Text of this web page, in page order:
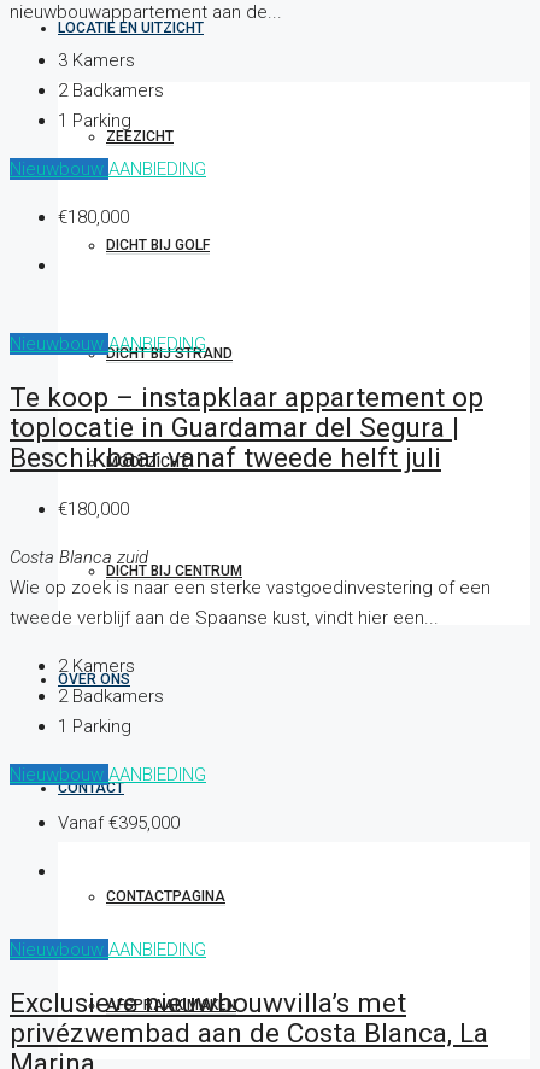
LOCATIE EN UITZICHT
ZEEZICHT
DICHT BIJ GOLF
DICHT BIJ STRAND
MOOI ZICHT
DICHT BIJ CENTRUM
OVER ONS
CONTACT
CONTACTPAGINA
AFSPRAAK MAKEN
nieuwbouwappartement aan de...
3 Kamers
2 Badkamers
1 Parking
Nieuwbouw AANBIEDING
€180,000
Nieuwbouw AANBIEDING
Te koop – instapklaar appartement op
toplocatie in Guardamar del Segura |
Beschikbaar vanaf tweede helft juli
€180,000
Costa Blanca zuid
Wie op zoek is naar een sterke vastgoedinvestering of een
tweede verblijf aan de Spaanse kust, vindt hier een...
2 Kamers
2 Badkamers
1 Parking
Nieuwbouw AANBIEDING
Vanaf€395,000
Nieuwbouw AANBIEDING
Exclusieve nieuwbouwvilla’s met
privézwembad aan de Costa Blanca, La